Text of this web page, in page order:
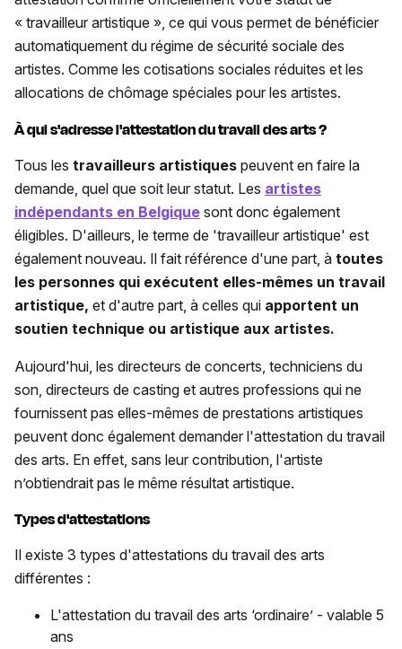
« travailleur artistique », ce qui vous permet de bénéficier
automatiquement du régime de sécurité sociale des
artistes. Comme les cotisations sociales réduites et les
allocations de chômage spéciales pour les artistes.
À qui s'adresse l'attestation du travail des arts ?
Tous les travailleurs artistiques peuvent en faire la
demande, quel que soit leur statut. Les artistes
indépendants en Belgique sont donc également
éligibles. D'ailleurs, le terme de 'travailleur artistique' est
également nouveau. Il fait référence d'une part, à toutes
les personnes qui exécutent elles-mêmes un travail
artistique, et d'autre part, à celles qui apportent un
soutien technique ou artistique aux artistes.
Aujourd'hui, les directeurs de concerts, techniciens du
son, directeurs de casting et autres professions qui ne
fournissent pas elles-mêmes de prestations artistiques
peuvent donc également demander l'attestation du travail
des arts. En effet, sans leur contribution, l'artiste
n’obtiendrait pas le même résultat artistique.
Types d'attestations
Il existe 3 types d'attestations du travail des arts
différentes :
L'attestation du travail des arts ‘ordinaire’ - valable 5
ans